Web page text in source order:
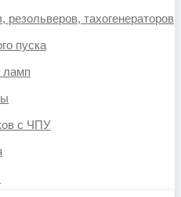
резольверов, тахогенераторов
пуска
ламп
с ЧПУ